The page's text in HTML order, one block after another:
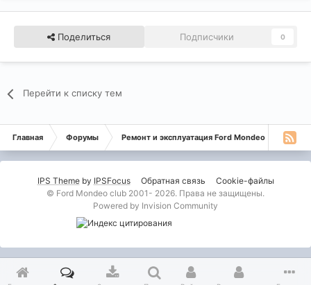
Поделиться Подписчики 0
Перейти к списку тем
Главная Форумы Ремонт и эксплуатация Ford Mondeo
IPS Themeby IPSFocus Обратная связь
Cookie-файлы
© Ford Mondeo club 2001- 2026. Права не защищены.
Powered by Invision Community